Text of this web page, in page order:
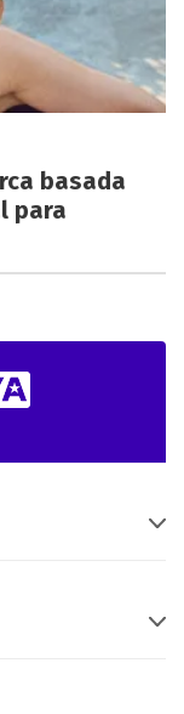
basada
para